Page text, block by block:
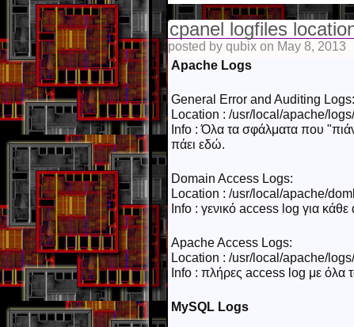
cpanel logfiles
posted by qubix on May 8, 2013
Apache Logs
General Error and Auditing Logs:
Location : /usr/local/apache/
Info : Όλα τα σφάλματα που
πάει εδώ.
Domain Access Logs:
Location : /usr/local/apache/
Info : γενικό access log για
Apache Access Logs:
Location : /usr/local/apache/
Info : πλήρες access log με όλα
MySQL Logs